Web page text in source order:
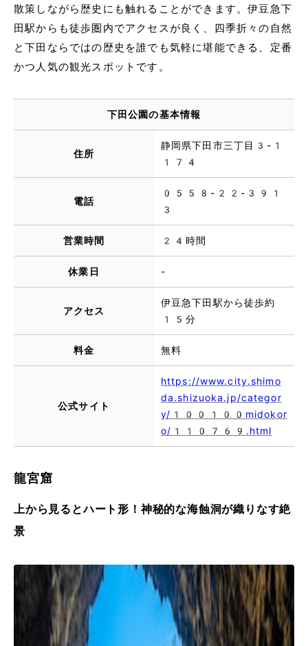
散策しながら歴史にも触れることができます。伊豆急下
田駅からも徒歩圏内でアクセスが良く、四季折々の自然
と下田ならではの歴史を誰でも気軽に堪能できる、定番
かつ人気の観光スポットです。
下田公園の基本情報
住所
静岡県下田市三丁目3-1
174
電話
0558-22-391
3
営業時間 24時間
休業日 -
アクセス
伊豆急下田駅から徒歩約
15分
料金 無料
公式サイト
https://www.city.shimo
da.shizuoka.jp/categor
y/100100midokor
o/110769.html
龍宮窟
上から見るとハート形！神秘的な海蝕洞が織りなす絶
景